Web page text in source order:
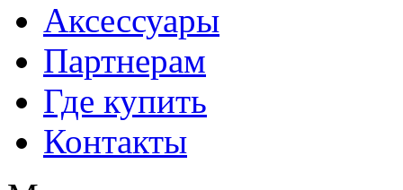
Аксессуары
Партнерам
Где купить
Контакты